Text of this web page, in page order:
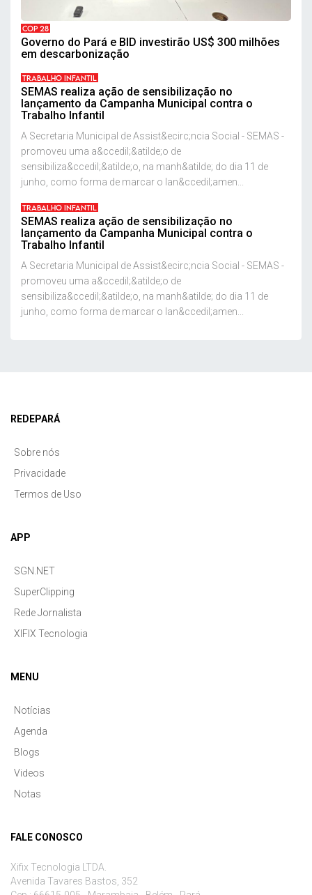
COP 28
Governo do Pará e BID investirão US$ 300 milhões
em descarbonização
TRABALHO INFANTIL
SEMAS realiza ação de sensibilização no
lançamento da Campanha Municipal contra o
Trabalho Infantil
A Secretaria Municipal de Assist&ecirc;ncia Social - SEMAS -
promoveu uma a&ccedil;&atilde;o de
sensibiliza&ccedil;&atilde;o, na manh&atilde; do dia 11 de
junho, como forma de marcar o lan&ccedil;amen...
TRABALHO INFANTIL
SEMAS realiza ação de sensibilização no
lançamento da Campanha Municipal contra o
Trabalho Infantil
A Secretaria Municipal de Assist&ecirc;ncia Social - SEMAS -
promoveu uma a&ccedil;&atilde;o de
sensibiliza&ccedil;&atilde;o, na manh&atilde; do dia 11 de
junho, como forma de marcar o lan&ccedil;amen...
REDEPARÁ
Sobre nós
Privacidade
Termos de Uso
APP
SGN.NET
SuperClipping
Rede Jornalista
XIFIX Tecnologia
MENU
Notícias
Agenda
Blogs
Videos
Notas
FALE CONOSCO
Xifix Tecnologia LTDA.
Avenida Tavares Bastos, 352